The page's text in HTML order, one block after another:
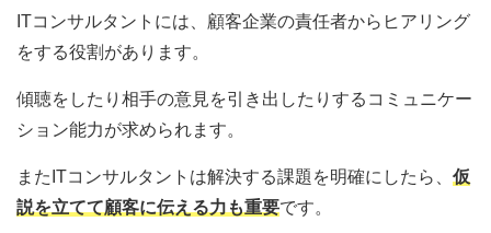
ITコンサルタントには、顧客企業の責任者からヒアリング
をする役割があります。
傾聴をしたり相手の意見を引き出したりするコミュニケー
ション能力が求められます。
またITコンサルタントは解決する課題を明確にしたら、 仮
説を立てて顧客に伝える力も重要です。